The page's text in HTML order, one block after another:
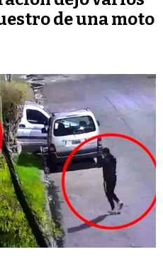
de una moto